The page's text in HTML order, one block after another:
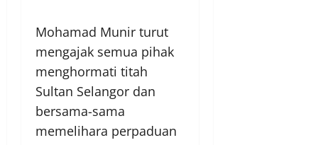
Mohamad Munir turut
mengajak semua pihak
menghormati titah
Sultan Selangor dan
bersama-sama
memelihara perpaduan